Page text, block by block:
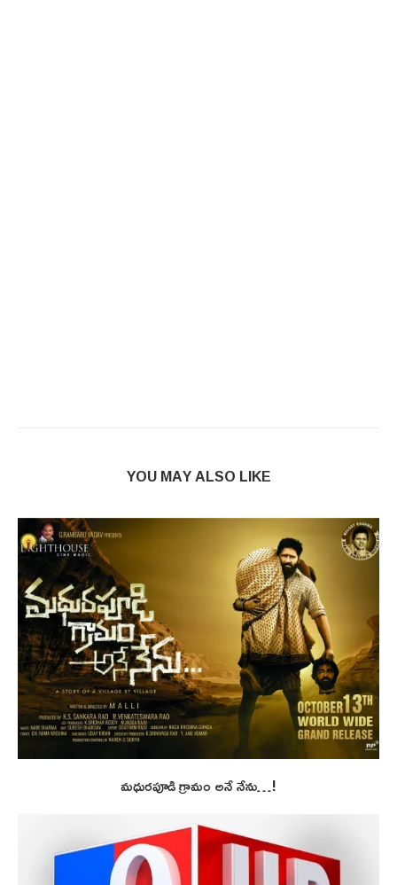
YOU MAY ALSO LIKE
మధురపూడి గ్రామం అనే నేను…!